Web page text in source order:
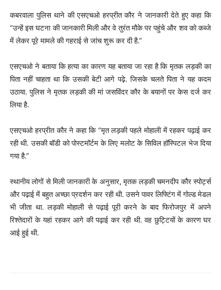
कबरवाला पुलिस थाने की एसएचओ हरप्रीत कौर ने जानकारी देते हुए कहा कि
“उन्हें इस घटना की जानकारी मिली और वे तुरंत मौके पर पहुंचे और शव को कब्जे
में लेकर पूरे मामले की गहराई से जांच शुरू कर दी है.”
एसएचओ ने बताया कि हत्या का कारण यह बताया जा रहा है कि मृतक लड़की का
पिता नहीं चाहता था कि उसकी बेटी आगे पढ़े. जिसके चलते पिता ने यह कदम
उठाया. पुलिस ने मृतक लड़की की मां जसविंदर कौर के बयानों पर केस दर्ज कर
लिया है.
एसएचओ हरप्रीत कौर ने कहा कि “मृत लड़की पहले मोहाली में रहकर पढ़ाई कर
रही थी. उसकी बॉडी को पोस्टमॉर्टम के लिए मलोट के सिविल हॉस्पिटल भेज दिया
गया है.”
स्थानीय लोगों से मिली जानकारी के अनुसार, मृतक लड़की चमनदीप कौर स्पोर्ट्स
और पढ़ाई में बहुत अच्छा प्रदर्शन कर रही थी. उसने पावर लिफ्टिंग में गोल्ड मेडल
भी जीता था. लड़की मोहाली से पढ़ाई पूरी करने के बाद फिरोजपुर में अपने
रिश्तेदारों के यहां रहकर आगे की पढ़ाई कर रही थी. वह छुट्टियों के कारण घर
आई हुई थी.